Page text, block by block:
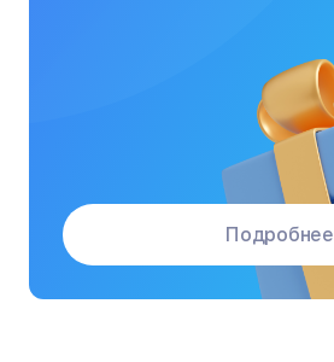
Микроволновые печи
Морозильные камеры
Подробнее